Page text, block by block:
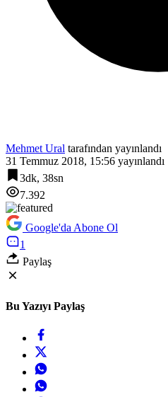
Mehmet Ural tarafından yayınlandı
31 Temmuz 2018, 15:56 yayınlandı
3dk, 38sn
7.392
Google'da Abone Ol
1
Paylaş
Bu Yazıyı Paylaş